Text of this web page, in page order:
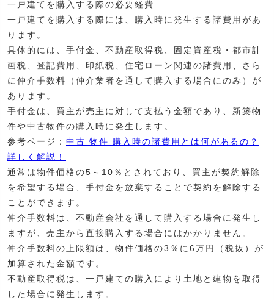
一戸建てを購入する際の必要経費
一戸建てを購入する際には、購入時に発生する諸費用があ
ります。
具体的には、手付金、不動産取得税、固定資産税・都市計
画税、登記費用、印紙税、住宅ローン関連の諸費用、さら
に仲介手数料（仲介業者を通して購入する場合にのみ）が
あります。
手付金は、買主が売主に対して支払う金額であり、新築物
件や中古物件の購入時に発生します。
参考ページ： 中古 物件 購入時の諸費用とは何があるの？
詳しく解説！
通常は物件価格の5～10％とされており、買主が契約解除
を希望する場合、手付金を放棄することで契約を解除する
ことができます。
仲介手数料は、不動産会社を通して購入する場合に発生し
ますが、売主から直接購入する場合にはかかりません。
仲介手数料の上限額は、物件価格の3％に6万円（税抜）が
加算された金額です。
不動産取得税は、一戸建ての購入により土地と建物を取得
した場合に発生します。